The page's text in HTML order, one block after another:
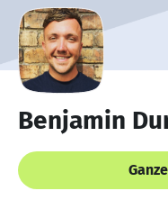
Benjamin